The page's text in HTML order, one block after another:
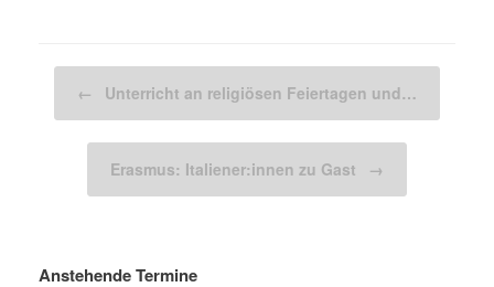
← Unterricht an religiösen Feiertagen und…
Erasmus: Italiener:innen zu Gast →
Anstehende Termine